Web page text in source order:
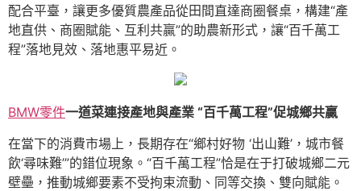
配合平臺，讓更多優質農產品從田間直達商圈餐桌，構建“產
地直供、商圈賦能、互利共贏”的助農新形式，讓“百千萬工
程”落地見效、落地惠平易近。
BMW零件一道菜連接產地與產業 “百千萬工程”促城鄉共贏
在當下的消費市場上，長期存在“鄉村好物 ‘出山難’，城市餐
飲‘尋味難’”的錯位現象。“百千萬工程”恰是在于打破城鄉二元
壁壘，推動城鄉要素不受拘束流動、同等交換、雙向賦能。